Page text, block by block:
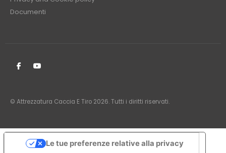
Documenti
© Attrezzatura Caccia E Tiro 2026. Tutti i diritti riservati.
Le tue preferenze relative alla privacy